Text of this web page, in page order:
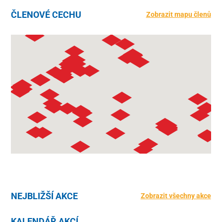
ČLENOVÉ CECHU Zobrazit mapu členů
NEJBLIŽŠÍ AKCE Zobrazit všechny akce